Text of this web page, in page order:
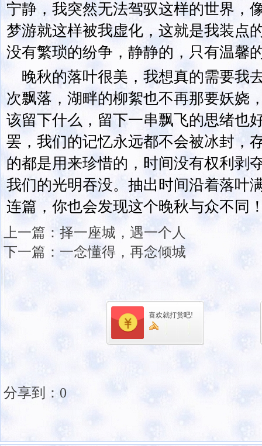
宁静，我突然无法驾驭这样的世界，
梦游就这样被我虚化，这就是我装点
没有繁琐的纷争，静静的，只有温馨
晚秋的落叶很美，我想真的需要我
次飘落，湖畔的柳絮也不再那要妖娆
该留下什么，留下一串飘飞的思绪也
罢，我们的记忆永远都不会被冰封，
的都是用来珍惜的，时间没有权利剥
我们的光明吞没。抽出时间沿着落叶
连篇，你也会发现这个晚秋与众不同
上一篇： 择一座城，遇一个人
下一篇： 一念懂得，再念倾城
喜欢就打赏吧!
分享到： 0